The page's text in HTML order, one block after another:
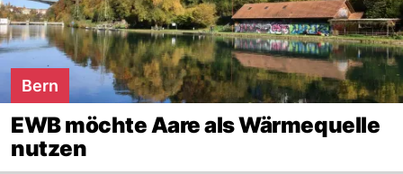
Bern
EWB möchte Aare als Wärmequelle
nutzen